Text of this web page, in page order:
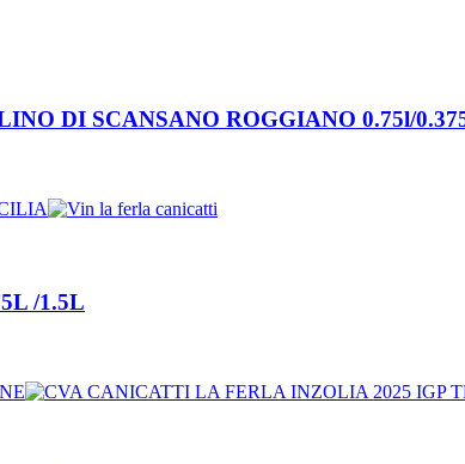
DI SCANSANO ROGGIANO 0.75l/
/1.5L